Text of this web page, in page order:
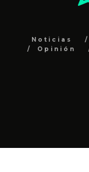
Noticias
Opinión